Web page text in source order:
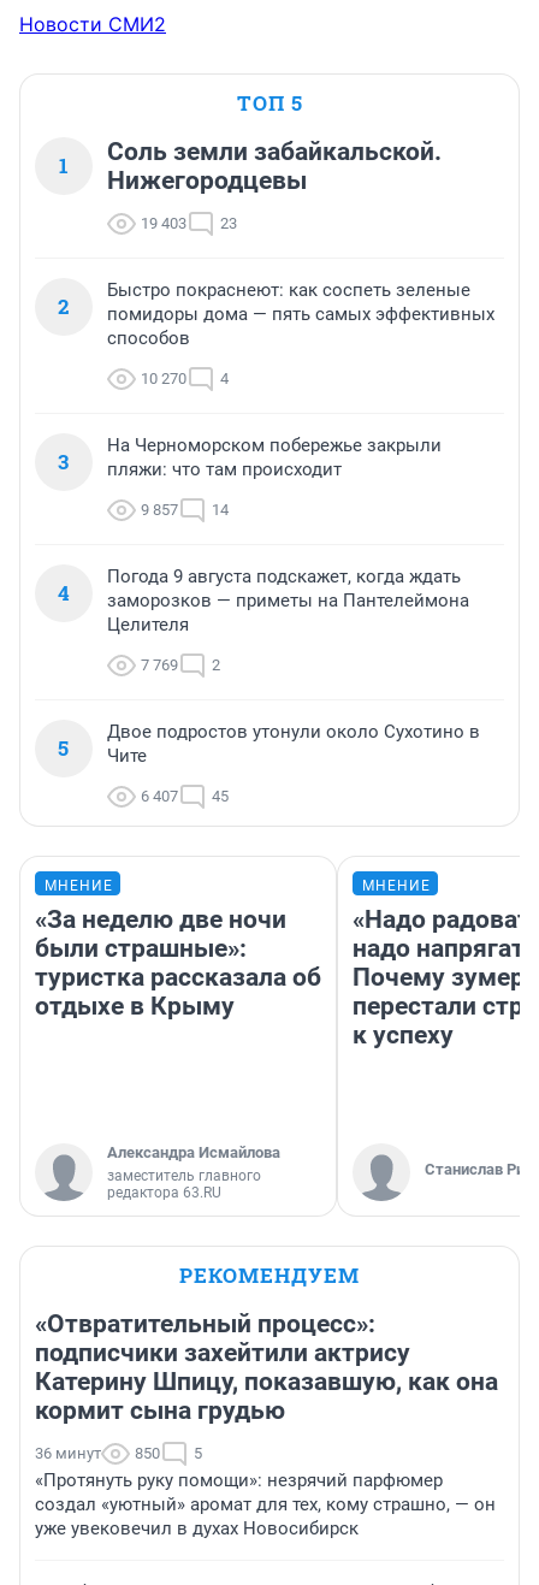
Новости СМИ2
ТОП 5
1
Соль земли забайкальской.
Нижегородцевы
19 403 23
2
Быстро покраснеют: как соспеть зеленые
помидоры дома — пять самых эффективных
способов
10 270 4
3
На Черноморском побережье закрыли
пляжи: что там происходит
9 857 14
4
Погода 9 августа подскажет, когда ждать
заморозков — приметы на Пантелеймона
Целителя
7 769 2
5
Двое подростов утонули около Сухотино в
Чите
6 407 45
МНЕНИЕ
«За неделю две ночи
были страшные»:
туристка рассказала об
отдыхе в Крыму
Александра Исмайлова
заместитель главного
редактора 63.RU
МНЕНИЕ
«Надо
надо
Почему
перестали
к успеху
Станислав
РЕКОМЕНДУЕМ
«Отвратительный процесс»:
подписчики захейтили актрису
Катерину Шпицу, показавшую, как она
кормит сына грудью
36 минут 850 5
«Протянуть руку помощи»: незрячий парфюмер
создал «уютный» аромат для тех, кому страшно, — он
уже увековечил в духах Новосибирск